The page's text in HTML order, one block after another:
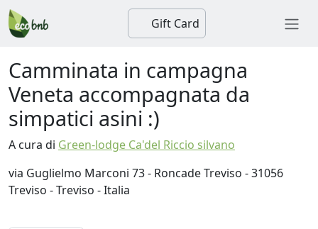
Gift Card
Camminata in campagna
Veneta accompagnata da
simpatici asini :)
A cura di Green-lodge Ca'del Riccio silvano
via Guglielmo Marconi 73 - Roncade Treviso - 31056
Treviso - Treviso - Italia